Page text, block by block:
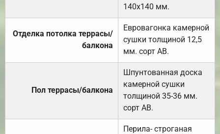
140х140 мм.
Отделка потолка террасы/
балкона
Евровагонка камерной
сушки толщиной 12,5
мм. сорт АВ.
Пол террасы/балкона
Шпунтованная доска
камерной сушки
толщиной 35-36 мм.
сорт АВ.
Перила- строганая